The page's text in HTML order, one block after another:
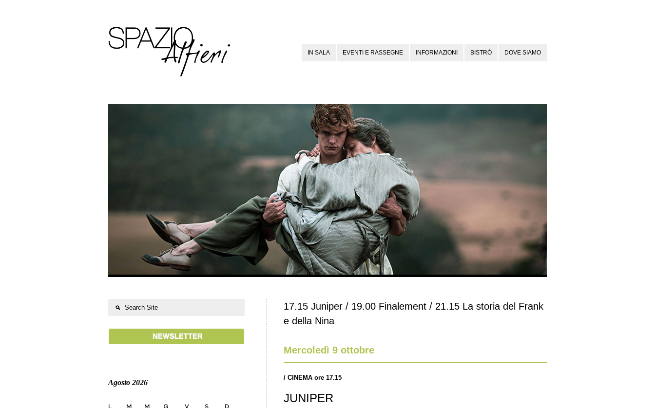
IN SALA EVENTI E RASSEGNE INFORMAZIONI BISTRÒ DOVE SIAMO
17.15 Juniper / 19.00 Finalement / 21.15 La storia del Frank
e della Nina
Mercoledì 9 ottobre
/ CINEMA ore 17.15
JUNIPER
Agosto 2026
L M M G V S D